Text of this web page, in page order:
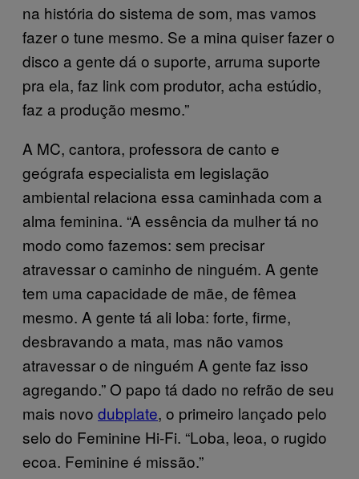
na história do sistema de som, mas vamos
fazer o tune mesmo. Se a mina quiser fazer o
disco a gente dá o suporte, arruma suporte
pra ela, faz link com produtor, acha estúdio,
faz a produção mesmo.”
A MC, cantora, professora de canto e
geógrafa especialista em legislação
ambiental relaciona essa caminhada com a
alma feminina. “A essência da mulher tá no
modo como fazemos: sem precisar
atravessar o caminho de ninguém. A gente
tem uma capacidade de mãe, de fêmea
mesmo. A gente tá ali loba: forte, firme,
desbravando a mata, mas não vamos
atravessar o de ninguém A gente faz isso
agregando.” O papo tá dado no refrão de seu
mais novo dubplate, o primeiro lançado pelo
selo do Feminine Hi-Fi. “Loba, leoa, o rugido
ecoa. Feminine é missão.”